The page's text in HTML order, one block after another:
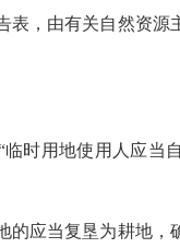
，由有关自然资源
用地使用人应当
应当复垦为耕地，